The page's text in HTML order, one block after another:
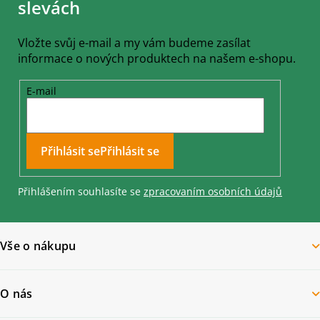
slevách
Vložte svůj e-mail a my vám budeme zasílat
informace o nových produktech na našem e-shopu.
E-mail
Přihlásit se
Přihlášením souhlasíte se zpracovaním osobních údajů
Vše o nákupu
O nás